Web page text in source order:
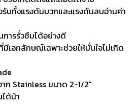
ทั้งแรงดันบวกและแรงดันลบอ่านค่า
ารรั่วซึมได้อย่างดี
เอกลักษณ์เฉพาะช่วยให้มั่นใจไม่เกิด
Stainless ขนาด 2-1/2"
ด้น้า